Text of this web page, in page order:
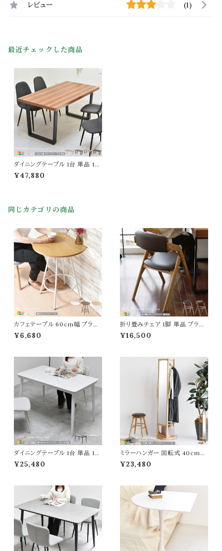
レビュー (1)
最近チェックした商品
ダイニングテーブル 1台 単品 15
0cm幅 ブラウン ナチュラル ライ
トブラウン 茶色系 ベージュ系 4
ール脚 書斎デスク ワークデスク
¥47,880
同じカテゴリの商品
カフェテーブル 60cm幅 ブラウ
ン ナチュラル ホワイト コーヒーテ
ーブル ダイニングテーブル 半円
め おしゃれ 北欧 モダン スタイリ
ッシュ 作業テーブル 作業机 作
業台 コンパクト 省スペース テレ
ワーク 在宅ワーク
¥6,680
折り畳みチェア 1脚 単品 ブラウ
ン カーキ 44cm幅 ダイニングチ
ェア 書斎チェア デスクチェア 合
面高44cm おすすめ おしゃれ
北欧 モダン スタイリッシュ 折り
たたみ式椅子 フォールディング
チェア 椅子 完成品
¥16,500
ダイニングテーブル 1台 単品 12
0cm幅 ホワイト ライトグレー 食
卓用テーブル 食卓用机 ダイニン
すすめ おしゃれ 北欧 モダン ス
タイリッシュ スチール脚 書斎デ
スク ワークデスク 作業テーブル
作業デスク 作業台
¥25,480
ミラーハンガー 回転式 40cm幅
ナチュラル 360度回転 ハンガー
ラック付きミラー 姿見 全身鏡 収
40cm 高さ163cm おすすめ お
しゃれ 北欧 モダン スタイリッシ
ュ 鏡付きハンガーラック 回転式
ハンガーラック ミラー
¥23,480